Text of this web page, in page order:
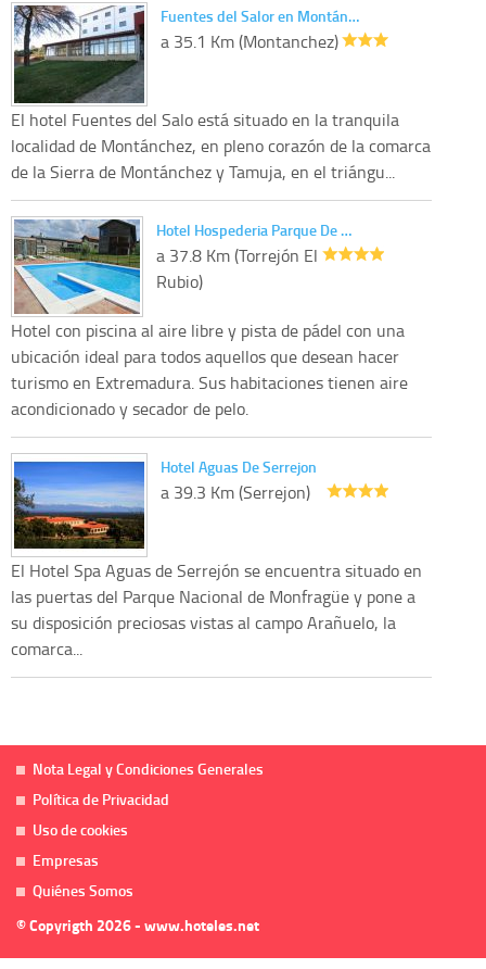
Fuentes del Salor en Montán…
a 35.1 Km (Montanchez)
El hotel Fuentes del Salo está situado en la tranquila
localidad de Montánchez, en pleno corazón de la comarca
de la Sierra de Montánchez y Tamuja, en el triángu...
Hotel Hospederia Parque De …
a 37.8 Km (Torrejón El
Rubio)
Hotel con piscina al aire libre y pista de pádel con una
ubicación ideal para todos aquellos que desean hacer
turismo en Extremadura. Sus habitaciones tienen aire
acondicionado y secador de pelo.
Hotel Aguas De Serrejon
a 39.3 Km (Serrejon)
El Hotel Spa Aguas de Serrejón se encuentra situado en
las puertas del Parque Nacional de Monfragüe y pone a
su disposición preciosas vistas al campo Arañuelo, la
comarca...
Nota Legal y Condiciones Generales
Política de Privacidad
Uso de cookies
Empresas
Quiénes Somos
© Copyrigth 2026 - www.hoteles.net